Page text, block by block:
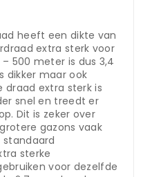
heeft een dikte van
extra sterk voor
500 meter is dus 3,4
dikker maar ook
draad extra sterk is
snel en treedt er
Dit is zeker over
gazons vaak
sterke
voor dezelfde